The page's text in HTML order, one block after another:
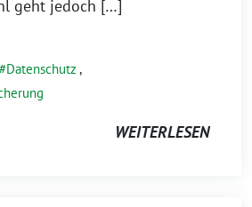
geht jedoch […]
Datenschutz ,
WEITERLESEN